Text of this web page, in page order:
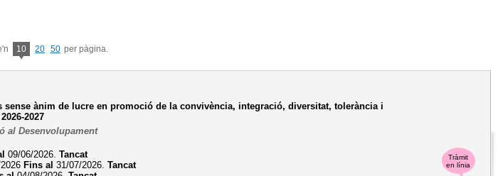
10 20 50 per pàgina.
Tràmit
en línia
sense ànim de lucre en promoció de la convivència, integració, diversitat, tolerància i
2027
al Desenvolupament
09/06/2026.Tancat
Fins al 31/07/2026.Tancat